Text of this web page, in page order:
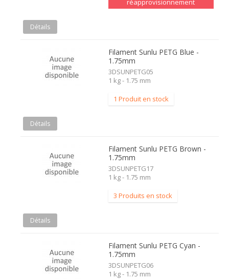
réapprovisionnement
Détails
Filament Sunlu PETG Blue -
1.75mm
3DSUNPETG05
1 kg - 1.75 mm
1 Produit en stock
Détails
Filament Sunlu PETG Brown -
1.75mm
3DSUNPETG17
1 kg - 1.75 mm
3 Produits en stock
Détails
Filament Sunlu PETG Cyan -
1.75mm
3DSUNPETG06
1 kg - 1.75 mm